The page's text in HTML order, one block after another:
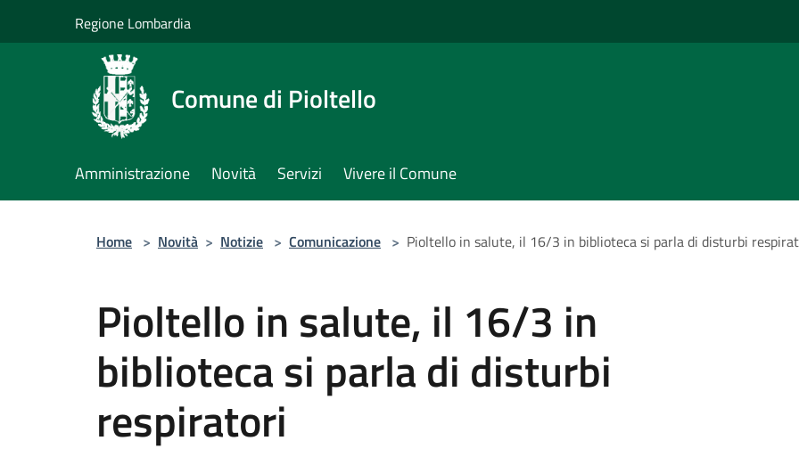
Regione Lombardia
Comune di Pioltello
Amministrazione Novità Servizi Vivere il Comune
Home > Novità > Notizie > Comunicazione > Pioltello in salute, il 16/3 in biblioteca si parla di disturbi
Pioltello in salute, il 16/3 in
biblioteca si parla di disturbi
respiratori